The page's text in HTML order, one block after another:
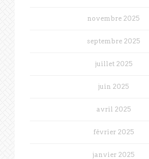
novembre 2025
septembre 2025
juillet 2025
juin 2025
avril 2025
février 2025
janvier 2025